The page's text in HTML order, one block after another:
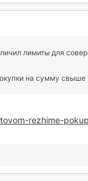
лимиты для
на сумму
rezhime-